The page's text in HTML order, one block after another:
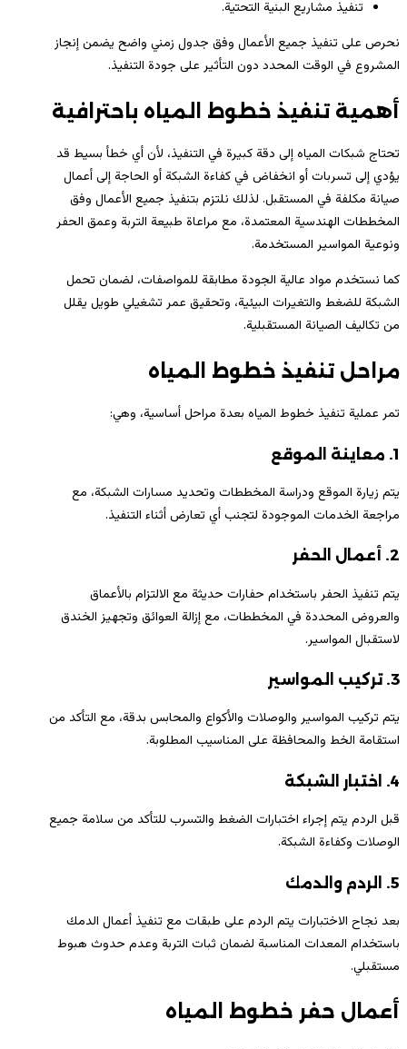
تنفيذ مشاريع البنية التحتية.
نحرص على تنفيذ جميع الأعمال وفق جدول زمني واضح يضمن إنجاز
المشروع في الوقت المحدد دون التأثير على جودة التنفيذ.
أهمية تنفيذ خطوط المياه باحترافية
تحتاج شبكات المياه إلى دقة كبيرة في التنفيذ، لأن أي خطأ بسيط قد
يؤدي إلى تسربات أو انخفاض في كفاءة الشبكة أو الحاجة إلى أعمال
صيانة مكلفة في المستقبل. لذلك نلتزم بتنفيذ جميع الأعمال وفق
المخططات الهندسية المعتمدة، مع مراعاة طبيعة التربة وعمق الحفر
ونوعية المواسير المستخدمة.
كما نستخدم مواد عالية الجودة مطابقة للمواصفات، لضمان تحمل
الشبكة للضغط والتغيرات البيئية، وتحقيق عمر تشغيلي طويل يقلل
من تكاليف الصيانة المستقبلية.
مراحل تنفيذ خطوط المياه
تمر عملية تنفيذ خطوط المياه بعدة مراحل أساسية، وهي:
1. معاينة الموقع
يتم زيارة الموقع ودراسة المخططات وتحديد مسارات الشبكة، مع
مراجعة الخدمات الموجودة لتجنب أي تعارض أثناء التنفيذ.
2. أعمال الحفر
يتم تنفيذ الحفر باستخدام حفارات حديثة مع الالتزام بالأعماق
والعروض المحددة في المخططات، مع إزالة العوائق وتجهيز الخندق
لاستقبال المواسير.
3. تركيب المواسير
يتم تركيب المواسير والوصلات والأكواع والمحابس بدقة، مع التأكد من
استقامة الخط والمحافظة على المناسيب المطلوبة.
4. اختبار الشبكة
قبل الردم يتم إجراء اختبارات الضغط والتسرب للتأكد من سلامة جميع
الوصلات وكفاءة الشبكة.
5. الردم والدمك
بعد نجاح الاختبارات يتم الردم على طبقات مع تنفيذ أعمال الدمك
باستخدام المعدات المناسبة لضمان ثبات التربة وعدم حدوث هبوط
مستقبلي.
أعمال حفر خطوط المياه